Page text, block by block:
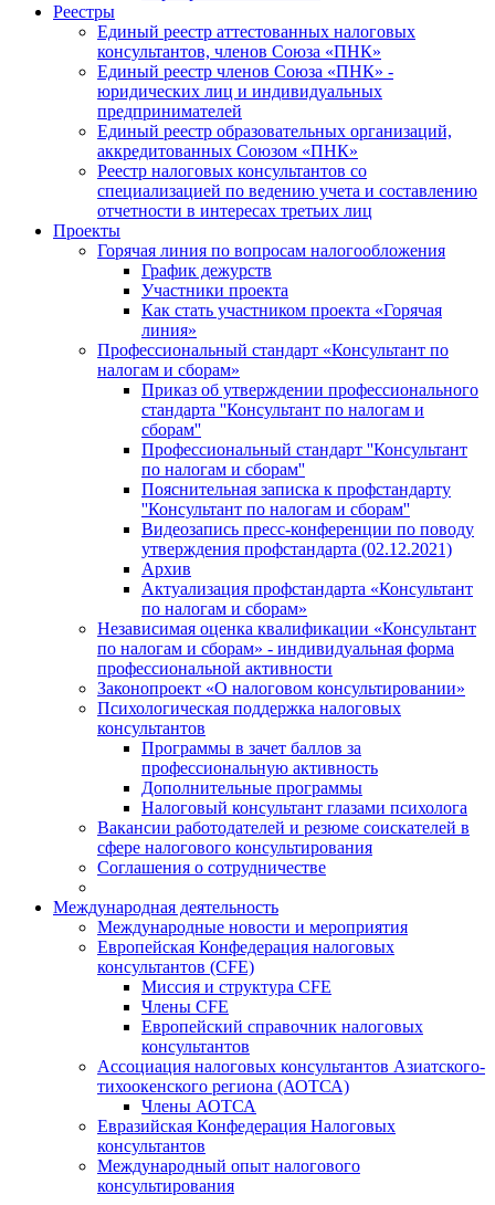
Реестры
Единый реестр аттестованных налоговых
консультантов, членов Союза «ПНК»
Единый реестр членов Союза «ПНК» -
юридических лиц и индивидуальных
предпринимателей
Единый реестр образовательных организаций,
аккредитованных Союзом «ПНК»
Реестр налоговых консультантов со
специализацией по ведению учета и составлению
отчетности в интересах третьих лиц
Проекты
Горячая линия по вопросам налогообложения
График дежурств
Участники проекта
Как стать участником проекта «Горячая
линия»
Профессиональный стандарт «Консультант по
налогам и сборам»
Приказ об утверждении профессионального
стандарта ''Консультант по налогам и
сборам''
Профессиональный стандарт ''Консультант
по налогам и сборам''
Пояснительная записка к профстандарту
''Консультант по налогам и сборам''
Видеозапись пресс-конференции по поводу
утверждения профстандарта (02.12.2021)
Архив
Актуализация профстандарта «Консультант
по налогам и сборам»
Независимая оценка квалификации «Консультант
по налогам и сборам» - индивидуальная форма
профессиональной активности
Законопроект «О налоговом консультировании»
Психологическая поддержка налоговых
консультантов
Программы в зачет баллов за
профессиональную активность
Дополнительные программы
Налоговый консультант глазами психолога
Вакансии работодателей и резюме соискателей в
сфере налогового консультирования
Соглашения о сотрудничестве
Международная деятельность
Международные новости и мероприятия
Европейская Конфедерация налоговых
консультантов (CFE)
Миссия и структура CFE
Члены CFE
Европейский справочник налоговых
консультантов
Ассоциация налоговых консультантов Азиатского-
тихоокенского региона (АОТСА)
Члены АОТСА
Евразийская Конфедерация Налоговых
консультантов
Международный опыт налогового
консультирования